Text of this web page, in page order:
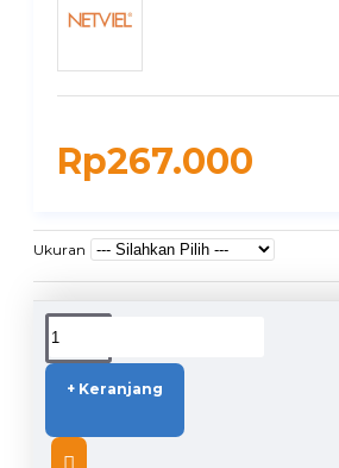
Rp267.000
Ukuran
+ Keranjang
DUKUNGAN PENGIRIMAN